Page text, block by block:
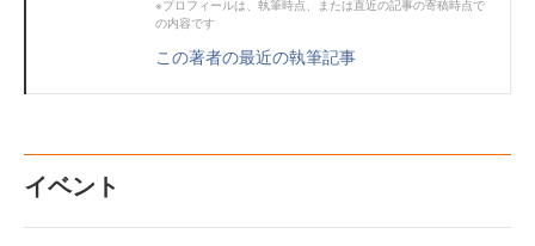
※プロフィールは、執筆時点、または直近の記事の寄稿時点で
の内容です
この著者の最近の執筆記事
イベント